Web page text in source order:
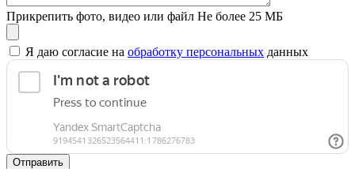
Прикрепить фото, видео или файл Не более 25 МБ
Я даю согласие на обработку персональных данных
Отправить